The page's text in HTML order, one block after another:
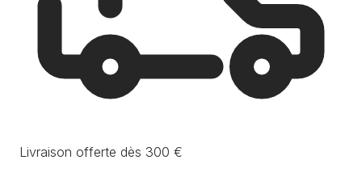
Livraison offerte dès 300 €